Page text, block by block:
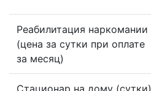
Реабилитация наркомании
(цена за сутки при оплате
за месяц)